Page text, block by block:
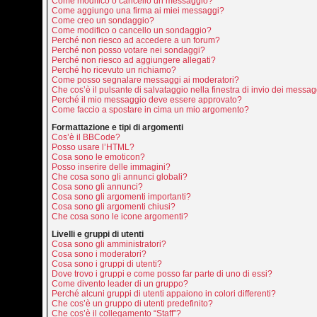
Come aggiungo una firma ai miei messaggi?
Come creo un sondaggio?
Come modifico o cancello un sondaggio?
Perché non riesco ad accedere a un forum?
Perché non posso votare nei sondaggi?
Perché non riesco ad aggiungere allegati?
Perché ho ricevuto un richiamo?
Come posso segnalare messaggi ai moderatori?
Che cos’è il pulsante di salvataggio nella finestra di invio dei
Perché il mio messaggio deve essere approvato?
Come faccio a spostare in cima un mio argomento?
Formattazione e tipi di argomenti
Cos’è il BBCode?
Posso usare l’HTML?
Cosa sono le emoticon?
Posso inserire delle immagini?
Che cosa sono gli annunci globali?
Cosa sono gli annunci?
Cosa sono gli argomenti importanti?
Cosa sono gli argomenti chiusi?
Che cosa sono le icone argomenti?
Livelli e gruppi di utenti
Cosa sono gli amministratori?
Cosa sono i moderatori?
Cosa sono i gruppi di utenti?
Dove trovo i gruppi e come posso far parte di uno di essi?
Come divento leader di un gruppo?
Perché alcuni gruppi di utenti appaiono in colori differenti?
Che cos’è un gruppo di utenti predefinito?
Che cos’è il collegamento “Staff”?